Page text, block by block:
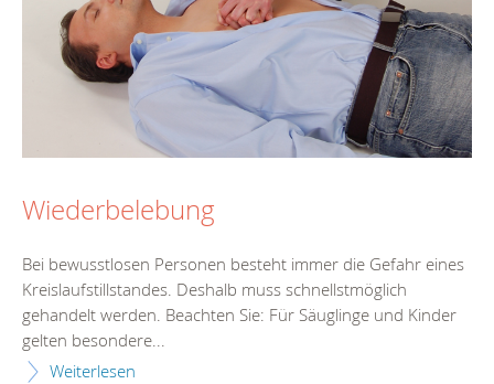
Wiederbelebung
Bei bewusstlosen Personen besteht immer die Gefahr eines
Kreislaufstillstandes. Deshalb muss schnellstmöglich
gehandelt werden. Beachten Sie: Für Säuglinge und Kinder
gelten besondere...
Weiterlesen